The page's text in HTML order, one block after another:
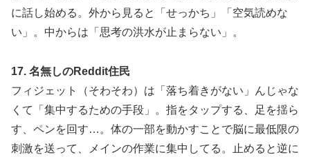
に話し始める。外から見ると「せっかち」「空気読めな
い」。中からは「思考の洪水が止まらない」。
17. 名無しのReddit住民
フィジェット（そわそわ）は「落ち着きがない」んじゃな
くて「集中するための手段」。指をタップする、足を揺ら
す、ペンを回す…。体の一部を動かすことで脳に最低限の
刺激を送って、メインの作業に集中してる。止めると逆に